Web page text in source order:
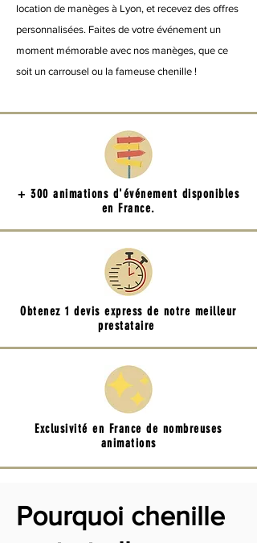
location de manèges à Lyon, et recevez des offres
personnalisées. Faites de votre événement un
moment mémorable avec nos manèges, que ce
soit un carrousel ou la fameuse chenille !
+ 300 animations d'événement disponibles
en France.
Obtenez 1 devis express de notre meilleur
prestataire
Exclusivité en France de nombreuses
animations
Pourquoi chenille